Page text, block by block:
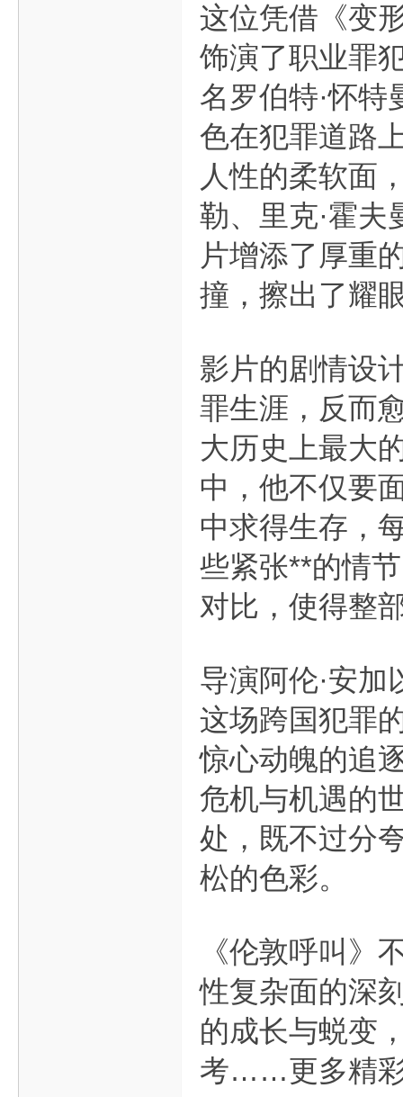
这位凭借《变
饰演了职业罪
名罗伯特·怀
色在犯罪道路
人性的柔软面
勒、里克·霍夫
片增添了厚重
撞，擦出了耀
影片的剧情设
罪生涯，反而
大历史上最大
中，他不仅要
中求得生存，
些紧张**的情
对比，使得整
导演阿伦·安
这场跨国犯罪
惊心动魄的追
危机与机遇的
处，既不过分
松的色彩。
《伦敦呼叫》
性复杂面的深
的成长与蜕变
考……更多精